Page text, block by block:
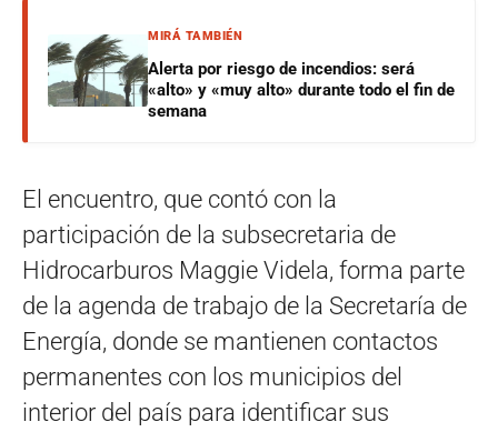
MIRÁ TAMBIÉN
Alerta por riesgo de incendios: será
«alto» y «muy alto» durante todo el fin de
semana
El encuentro, que contó con la
participación de la subsecretaria de
Hidrocarburos Maggie Videla, forma parte
de la agenda de trabajo de la Secretaría de
Energía, donde se mantienen contactos
permanentes con los municipios del
interior del país para identificar sus